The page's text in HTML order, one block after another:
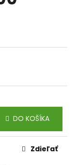
DO KOŠÍKA
Zdieľať